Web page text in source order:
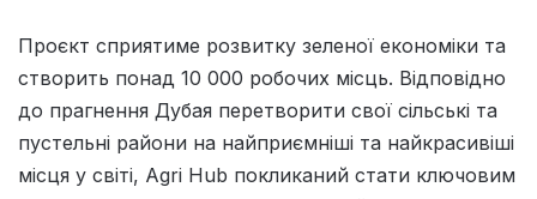
Проєкт сприятиме розвитку зеленої економіки та
створить понад 10 000 робочих місць. Відповідно
до прагнення Дубая перетворити свої сільські та
пустельні райони на найприємніші та найкрасивіші
місця у світі, Agri Hub покликаний стати ключовим